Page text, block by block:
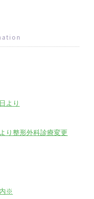
より
整形外科診療変更
※